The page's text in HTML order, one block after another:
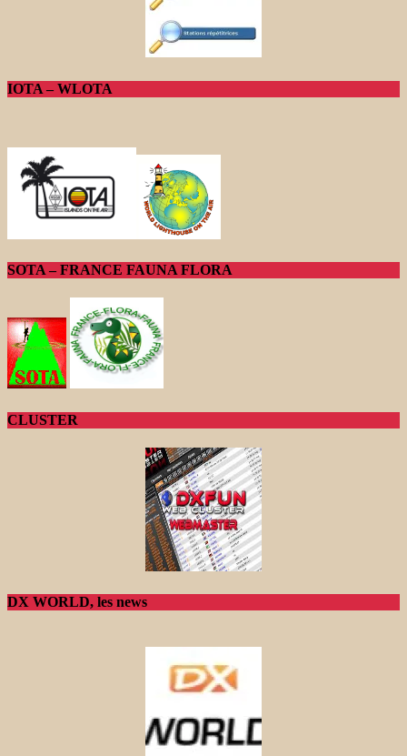
IOTA – WLOTA
SOTA – FRANCE FAUNA FLORA
CLUSTER
DX WORLD, les news